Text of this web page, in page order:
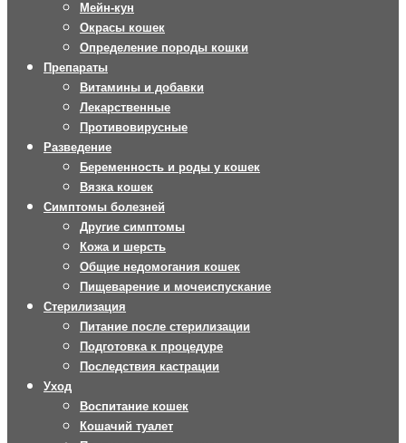
Мейн-кун
Окрасы кошек
Определение породы кошки
Препараты
Витамины и добавки
Лекарственные
Противовирусные
Разведение
Беременность и роды у кошек
Вязка кошек
Симптомы болезней
Другие симптомы
Кожа и шерсть
Общие недомогания кошек
Пищеварение и мочеиспускание
Стерилизация
Питание после стерилизации
Подготовка к процедуре
Последствия кастрации
Уход
Воспитание кошек
Кошачий туалет